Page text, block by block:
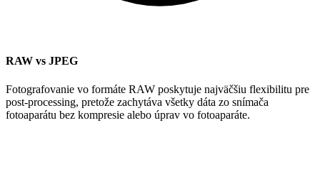
RAW vs JPEG
Fotografovanie vo formáte RAW poskytuje najväčšiu flexibilitu pre
post-processing, pretože zachytáva všetky dáta zo snímača
fotoaparátu bez kompresie alebo úprav vo fotoaparáte.